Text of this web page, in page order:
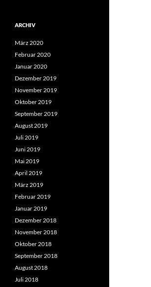
ARCHIV
März 2020
Februar 2020
Januar 2020
Dezember 2019
November 2019
Oktober 2019
September 2019
August 2019
Juli 2019
Juni 2019
Mai 2019
April 2019
März 2019
Februar 2019
Januar 2019
Dezember 2018
November 2018
Oktober 2018
September 2018
August 2018
Juli 2018